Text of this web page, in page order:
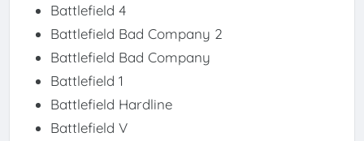
Battlefield 4
Battlefield Bad Company 2
Battlefield Bad Company
Battlefield 1
Battlefield Hardline
Battlefield V